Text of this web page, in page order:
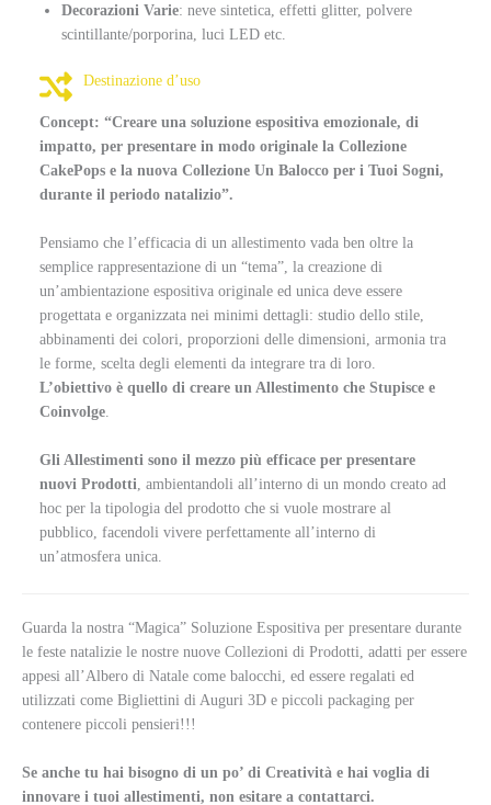
Decorazioni Varie: neve sintetica, effetti glitter, polvere
scintillante/porporina, luci LED etc.
Destinazione d’uso
Concept: “Creare una soluzione espositiva emozionale, di
impatto, per presentare in modo originale la Collezione
CakePops e la nuova Collezione Un Balocco per i Tuoi Sogni,
durante il periodo natalizio”.
Pensiamo che l’efficacia di un allestimento vada ben oltre la
semplice rappresentazione di un “tema”, la creazione di
un’ambientazione espositiva originale ed unica deve essere
progettata e organizzata nei minimi dettagli: studio dello stile,
abbinamenti dei colori, proporzioni delle dimensioni, armonia tra
le forme, scelta degli elementi da integrare tra di loro.
L’obiettivo è quello di creare un Allestimento che Stupisce e
Coinvolge.
Gli Allestimenti sono il mezzo più efficace per presentare
nuovi Prodotti, ambientandoli all’interno di un mondo creato ad
hoc per la tipologia del prodotto che si vuole mostrare al
pubblico, facendoli vivere perfettamente all’interno di
un’atmosfera unica.
Guarda la nostra “Magica” Soluzione Espositiva per presentare durante
le feste natalizie le nostre nuove Collezioni di Prodotti, adatti per essere
appesi all’Albero di Natale come balocchi, ed essere regalati ed
utilizzati come Bigliettini di Auguri 3D e piccoli packaging per
contenere piccoli pensieri!!!
Se anche tu hai bisogno di un po’ di Creatività e hai voglia di
innovare i tuoi allestimenti, non esitare a contattarci.